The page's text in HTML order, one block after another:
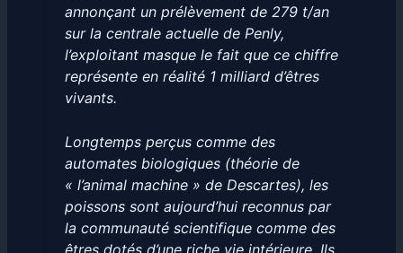
annonçant un prélèvement de 279 t/an
sur la centrale actuelle de Penly,
l’exploitant masque le fait que ce chiffre
représente en réalité 1 milliard d’êtres
vivants.
Longtemps perçus comme des
automates biologiques (théorie de
« l’animal machine » de Descartes), les
poissons sont aujourd’hui reconnus par
la communauté scientifique comme des